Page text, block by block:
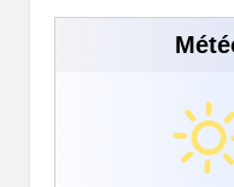
publications